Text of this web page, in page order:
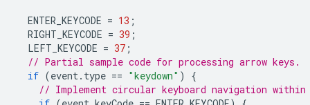
ENTER_KEYCODE = 13 ;
RIGHT_KEYCODE = 39 ;
LEFT_KEYCODE = 37 ;
// Partial sample code for processing arrow keys.
if (event . type == "keydown" )
{
// Implement circular keyboard navigation